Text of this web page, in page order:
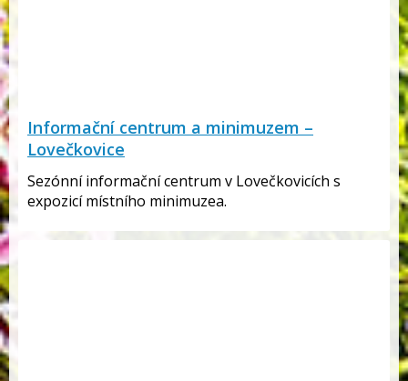
Informační centrum a minimuzem –
Lovečkovice
Sezónní informační centrum v Lovečkovicích s
expozicí místního minimuzea.